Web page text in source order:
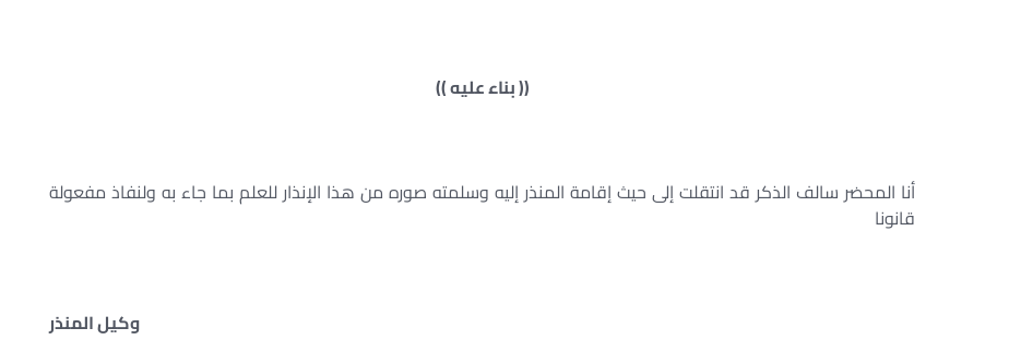
(( بناء عليه ))
أنا المحضر سالف الذكر قد انتقلت إلى حيث إقامة المنذر إليه وسلمته صوره من هذا الإنذار للعلم بما جاء به ولنفاذ مفعولة
قانونا
وكيل المنذر